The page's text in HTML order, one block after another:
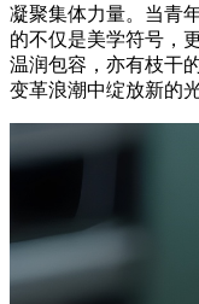
凝聚集体力量。当青
的不仅是美学符号，
温润包容，亦有枝干
变革浪潮中绽放新的光